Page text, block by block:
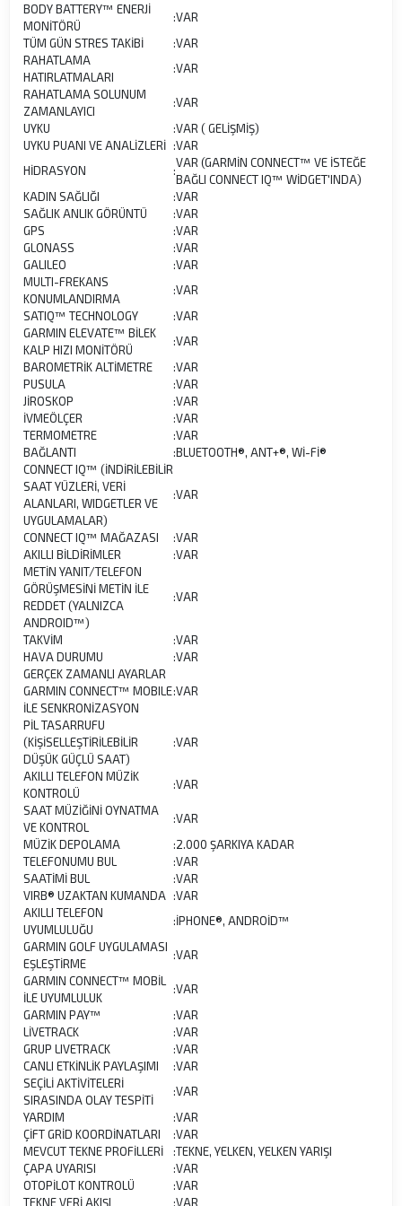
BODY BATTERY™ ENERJİ
MONİTÖRÜ
:VAR
TÜM GÜN STRES TAKİBİ
:VAR
RAHATLAMA
HATIRLATMALARI
:VAR
RAHATLAMA SOLUNUM
ZAMANLAYICI
:VAR
UYKU
:VAR ( GELİŞMİŞ)
UYKU PUANI VE ANALİZLERİ :VAR
HİDRASYON
:
VAR (GARMİN CONNECT™ VE İSTEĞE
BAĞLI CONNECT IQ™ WİDGET'INDA)
KADIN SAĞLIĞI
:VAR
SAĞLIK ANLIK GÖRÜNTÜ
:VAR
GPS
:VAR
GLONASS
:VAR
GALILEO
:VAR
MULTI-FREKANS
KONUMLANDIRMA
:VAR
SATIQ™ TECHNOLOGY
:VAR
GARMIN ELEVATE™ BİLEK
KALP HIZI MONİTÖRÜ
:VAR
BAROMETRİK ALTİMETRE
:VAR
PUSULA
:VAR
JİROSKOP
:VAR
İVMEÖLÇER
:VAR
TERMOMETRE
:VAR
BAĞLANTI
:BLUETOOTH®, ANT+®, Wİ-Fİ®
CONNECT IQ™ (İNDİRİLEBİLİR
SAAT YÜZLERİ, VERİ
ALANLARI, WIDGETLER VE
UYGULAMALAR)
:VAR
CONNECT IQ™ MAĞAZASI :VAR
AKILLI BİLDİRİMLER
:VAR
METİN YANIT/TELEFON
GÖRÜŞMESİNİ METİN İLE
REDDET (YALNIZCA
ANDROID™)
:VAR
TAKVİM :VAR
HAVA DURUMU
:VAR
GERÇEK ZAMANLI AYARLAR
GARMIN CONNECT™ MOBILE
İLE SENKRONİZASYON
:VAR
PİL TASARRUFU
(KİŞİSELLEŞTİRİLEBİLİR
DÜŞÜK GÜÇLÜ SAAT)
:VAR
AKILLI TELEFON MÜZİK
KONTROLÜ
:VAR
SAAT MÜZİĞİNİ OYNATMA
VE KONTROL
:VAR
MÜZİK DEPOLAMA
:2.000 ŞARKIYA KADAR
TELEFONUMU BUL
:VAR
SAATİMİ BUL
:VAR
VIRB® UZAKTAN KUMANDA :VAR
AKILLI TELEFON
UYUMLULUĞU
:İPHONE®, ANDROİD™
GARMIN GOLF UYGULAMASI
EŞLEŞTİRME
:VAR
GARMIN CONNECT™ MOBİL
İLE UYUMLULUK
:VAR
GARMIN PAY™
:VAR
LİVETRACK
:VAR
GRUP LIVETRACK
:VAR
CANLI ETKİNLİK PAYLAŞIMI
:VAR
SEÇİLİ AKTİVİTELERİ
SIRASINDA OLAY TESPİTİ
:VAR
YARDIM
:VAR
ÇİFT GRİD KOORDİNATLARI
:VAR
MEVCUT TEKNE PROFİLLERİ
:TEKNE, YELKEN, YELKEN YARIŞI
ÇAPA UYARISI
:VAR
OTOPİLOT KONTROLÜ
:VAR
TEKNE VERİ AKIŞI
:VAR